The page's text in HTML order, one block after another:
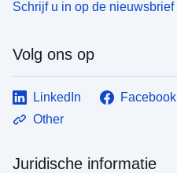
Schrijf u in op de nieuwsbrief
Volg ons op
LinkedIn Facebook
Other
Juridische informatie